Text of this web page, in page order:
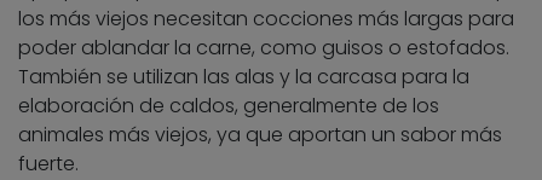
los más viejos necesitan cocciones más largas para
poder ablandar la carne, como guisos o estofados.
También se utilizan las alas y la carcasa para la
elaboración de caldos, generalmente de los
animales más viejos, ya que aportan un sabor más
fuerte.